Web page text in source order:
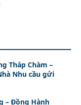
Tháp Chàm –
Nhu cầu gửi
– Đồng Hành